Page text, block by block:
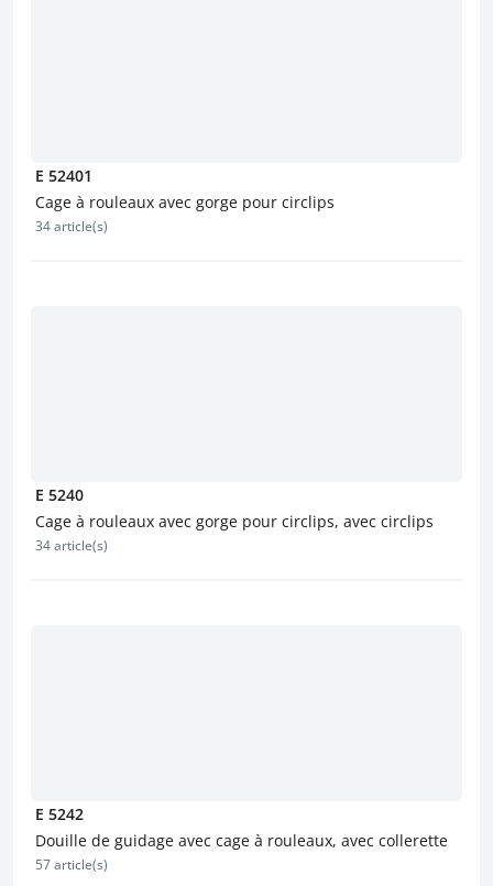
E 52401
Cage à rouleaux avec gorge pour circlips
34 article(s)
E 5240
Cage à rouleaux avec gorge pour circlips, avec circlips
34 article(s)
E 5242
Douille de guidage avec cage à rouleaux, avec collerette
57 article(s)